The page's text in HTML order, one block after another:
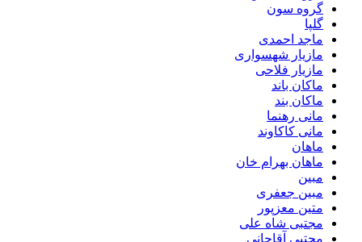
گروه سون
گلپا
ماجد احمدی
مازیار شهسواری
مازیار فلاحی
ماکان باند
ماکان بند
مانی رهنما
مانی کاکاوند
ماهان
ماهان بهرام خان
مبین
مبین جعفری
متین معزپور
مجتبى شاه على
مجتبی آقاجانی